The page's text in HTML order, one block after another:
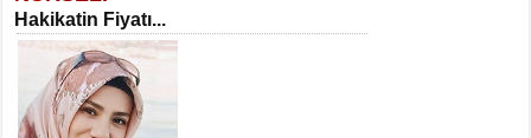
Hakikatin Fiyatı...